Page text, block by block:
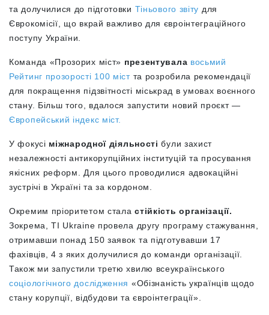
та долучилися до підготовки Тіньового звіту для
Єврокомісії, що вкрай важливо для євроінтеграційного
поступу України.
Команда «Прозорих міст» презентувала восьмий
Рейтинг прозорості 100 міст та розробила рекомендації
для покращення підзвітності міськрад в умовах воєнного
стану. Більш того, вдалося запустити новий проєкт —
Європейський індекс міст.
У фокусі міжнародної діяльності були захист
незалежності антикорупційних інституцій та просування
якісних реформ. Для цього проводилися адвокаційні
зустрічі в Україні та за кордоном.
Окремим пріоритетом сталастійкість організації.
Зокрема, TI Ukraine провела другу програму стажування,
отримавши понад 150 заявок та підготувавши 17
фахівців, 4 з яких долучилися до команди організації.
Також ми запустили третю хвилю всеукраїнського
соціологічного дослідження «Обізнаність українців щодо
стану корупції, відбудови та євроінтеграції».